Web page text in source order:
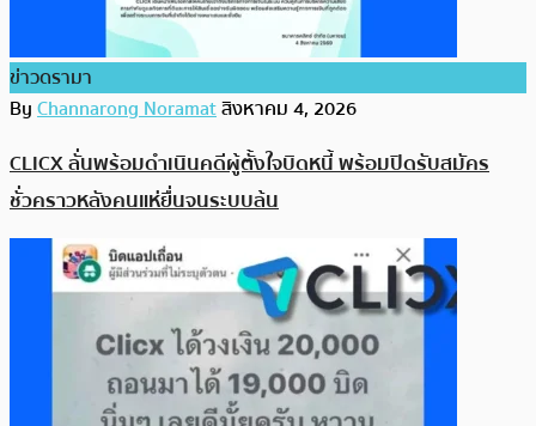
ข่าวดรามา
ByChannarong Noramatสิงหาคม 4, 2026
CLICX ลั่นพร้อมดำเนินคดีผู้ตั้งใจบิดหนี้ พร้อมปิดรับสมัคร
ชั่วคราวหลังคนแห่ยื่นจนระบบล้น